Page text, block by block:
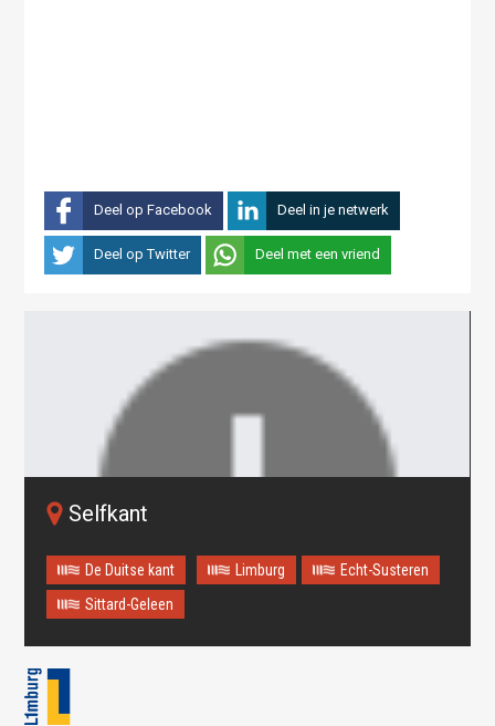
Deel op Facebook Deel in je netwerk
Deel op Twitter Deel met een vriend
Selfkant
De Duitse kant Limburg
Echt-Susteren
Sittard-Geleen